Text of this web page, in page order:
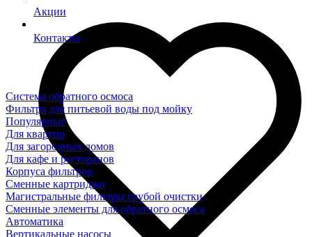
Акции
Контакты
Система обратного осмоса
Фильтра для питьевой воды под мойку
Популярные
Для квартир
Для загородных домов
Для кафе и ресторанов
Корпуса фильтров
Сменные картриджи
Магистральные фильтры грубой очистки
Сменные элементы для обратного осмоса
Автоматика
Вертикальные насосы